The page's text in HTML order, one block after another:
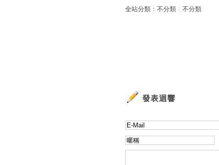
全站分類： 不分類 不分類
發表迴響